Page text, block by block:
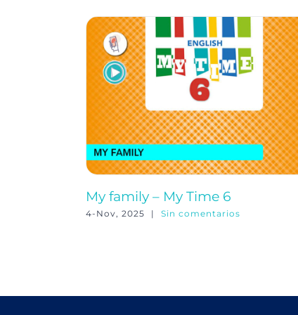
My family – My Time 6
4-Nov, 2025 | Sin comentarios